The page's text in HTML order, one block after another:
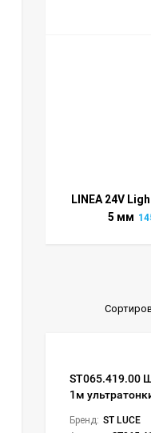
LINEA 24V
5 мм
ST065.419.00
1м
Бренд: ST LUCE